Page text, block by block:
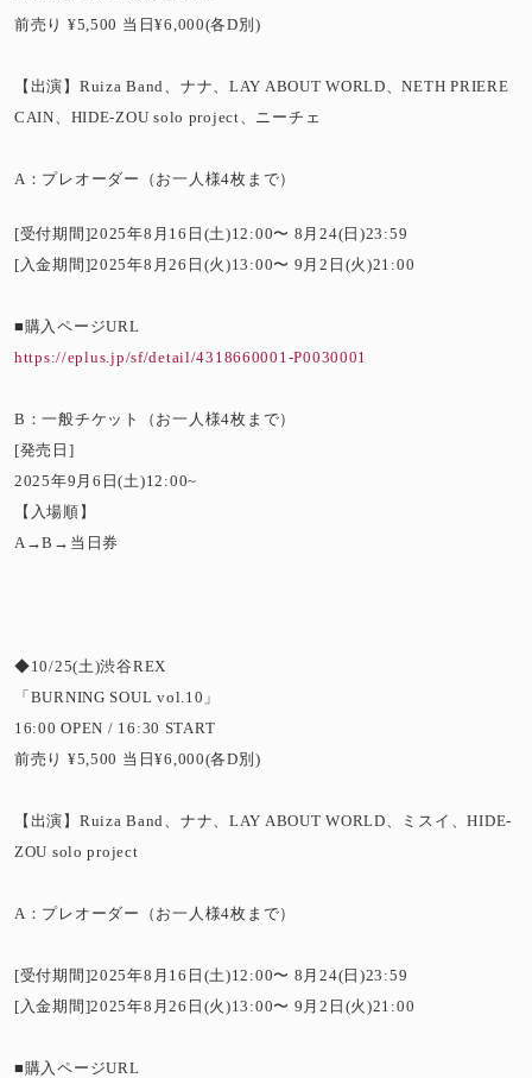
前売り ¥5,500 当日¥6,000(各D別)
【出演】Ruiza Band、ナナ、LAY ABOUT WORLD、NETH PRIERE
CAIN、HIDE-ZOU solo project、ニーチェ
A：プレオーダー（お一人様4枚まで）
[受付期間]2025年8月16日(土)12:00〜 8月24(日)23:59
[入金期間]2025年8月26日(火)13:00〜 9月2日(火)21:00
■購入ページURL
https://eplus.jp/sf/detail/4318660001-P0030001
B：一般チケット（お一人様4枚まで）
[発売日]
2025年9月6日(土)12:00~
【入場順】
A→B→当日券
◆10/25(土)渋谷REX
「BURNING SOUL vol.10」
16:00 OPEN / 16:30 START
前売り ¥5,500 当日¥6,000(各D別)
【出演】Ruiza Band、ナナ、LAY ABOUT WORLD、ミスイ、HIDE-
ZOU solo project
A：プレオーダー（お一人様4枚まで）
[受付期間]2025年8月16日(土)12:00〜 8月24(日)23:59
[入金期間]2025年8月26日(火)13:00〜 9月2日(火)21:00
■購入ページURL